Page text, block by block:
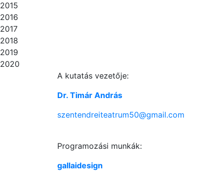
2015
2016
2017
2018
2019
2020
A kutatás vezetője:
Dr. Timár András
szentendreiteatrum50@gmail.com
Programozási munkák:
gallaidesign